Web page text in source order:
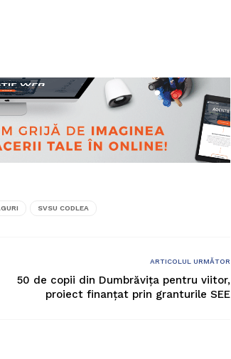
SVSU CODLEA
ARTICOLUL URMĂTOR
50 de copii din Dumbrăvița pentru viitor,
proiect finanțat prin granturile SEE